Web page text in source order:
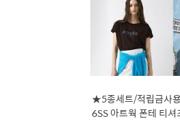
★5종세트/적립금사
6SS 아트웍 폰테 티